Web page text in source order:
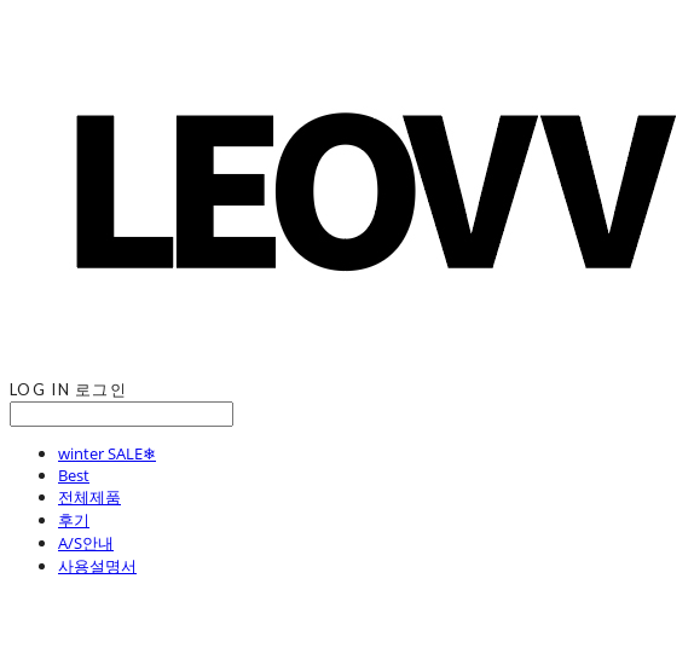
LOG IN 로그인
winter SALE❄
Best
전체제품
후기
A/S안내
사용설명서